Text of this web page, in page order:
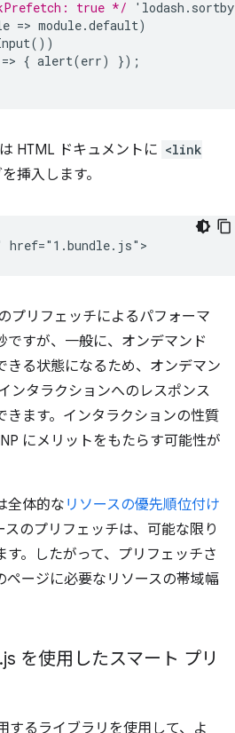
true */
=> module.default)
=> { alert(err) });
HTML ドキュメントに <link
挿入します。
プリフェッチによるパフォーマ
ですが、一般に、オンデマンド
きる状態になるため、オンデマン
ンタラクションへのレスポンス
きます。インタラクションの性質
にメリットをもたらす可能性が
全体的なリソースの優先順位付け
スのプリフェッチは、可能な限り
。したがって、プリフェッチさ
ページに必要なリソースの帯域幅
.js を使用したスマート プリ
するライブラリを使用して、よ